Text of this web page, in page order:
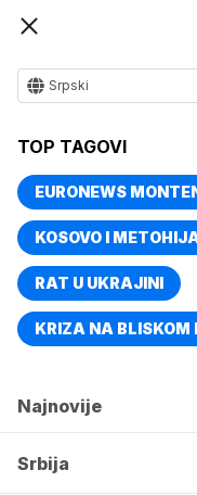
Srpski
TOP TAGOVI
EURONEWS
KOSOVO I
RAT U UKRAJINI
KRIZA NA BLISKOM
Najnovije
Srbija
Naslovna Srbija
Kako